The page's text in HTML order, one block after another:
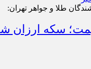
طلا و جواهر تهران:
ارزان شد/پیش